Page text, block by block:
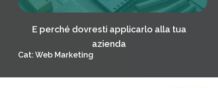
E perché dovresti applicarlo alla tua
azienda
Cat:Web Marketing